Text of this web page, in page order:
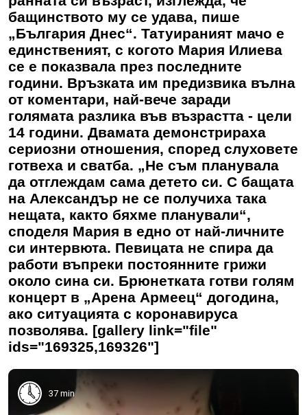
бащинството му се удава, пише
„България Днес“. Татуираният мачо е
единственият, с когото Мария Илиева
се е показвала през последните
години. Връзката им предизвика вълна
от коментари, най-вече заради
голямата разлика във възрастта - цели
14 години. Двамата демонстрираха
сериозни отношения, според слуховете
готвеха и сватба. „Не съм планувала
да отглеждам сама детето си. С бащата
на Александър не се получиха така
нещата, както бяхме планували“,
споделя Мария в едно от най-личните
си интервюта. Певицата не спира да
работи въпреки постоянните грижи
около сина си. Брюнетката готви голям
концерт в „Арена Армеец“ догодина,
ако ситуацията с коронавируса
позволява. [gallery link="file"
ids="169325,169326"]
37 min